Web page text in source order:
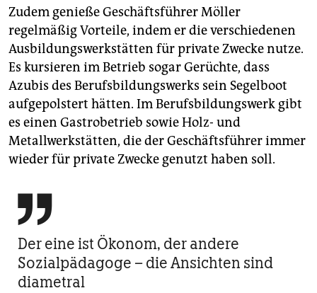
Zudem genieße Geschäftsführer Möller
regelmäßig Vorteile, indem er die verschiedenen
Ausbildungswerkstätten für private Zwecke nutze.
Es kursieren im Betrieb sogar Gerüchte, dass
Azubis des Berufsbildungswerks sein Segelboot
aufgepolstert hätten. Im Berufsbildungswerk gibt
es einen Gastrobetrieb sowie Holz- und
Metallwerkstätten, die der Geschäftsführer immer
wieder für private Zwecke genutzt haben soll.

Der eine ist Ökonom, der andere
Sozialpädagoge – die Ansichten sind
diametral